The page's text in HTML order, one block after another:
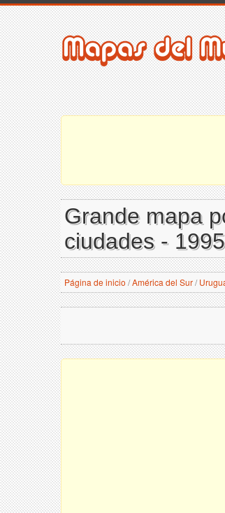
Grande mapa
ciudades - 1995
Página de inicio /América del Sur/